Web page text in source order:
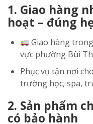
1. Giao hàng
hoạt – đúng
Giao hàng trong
vực phường Bùi
Phục vụ tận nơi
trường học, spa,
2. Sản phẩm
có bảo hành